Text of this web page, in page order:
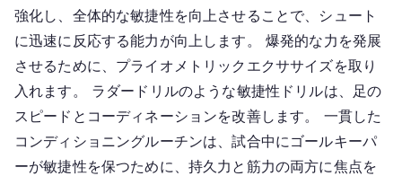
強化し、全体的な敏捷性を向上させることで、シュート
に迅速に反応する能力が向上します。 爆発的な力を発展
させるために、プライオメトリックエクササイズを取り
入れます。 ラダードリルのような敏捷性ドリルは、足の
スピードとコーディネーションを改善します。 一貫した
コンディショニングルーチンは、試合中にゴールキーパ
ーが敏捷性を保つために、持久力と筋力の両方に焦点を